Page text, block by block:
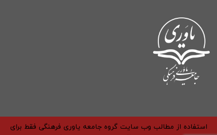
استفاده از مطالب وب سایت گروه جامعه یاوری فرهنگی فقط برای